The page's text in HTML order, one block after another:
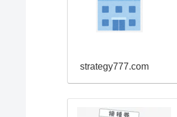
strategy777.com